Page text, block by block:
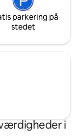
parkering på
stedet
i